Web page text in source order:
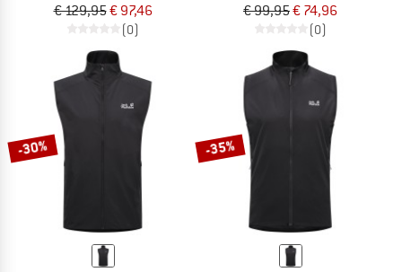
€ 129,95€ 97,46
(0)
€ 99,95€ 74,96
(0)
-30% -35%